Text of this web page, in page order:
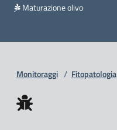
Maturazione olivo
Monitoraggi / Fitopatologia